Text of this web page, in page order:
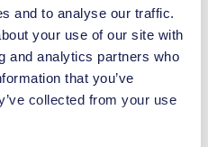
and to analyse our traffic.
your use of our site with
and analytics partners who
that you’ve
collected from your use
2025